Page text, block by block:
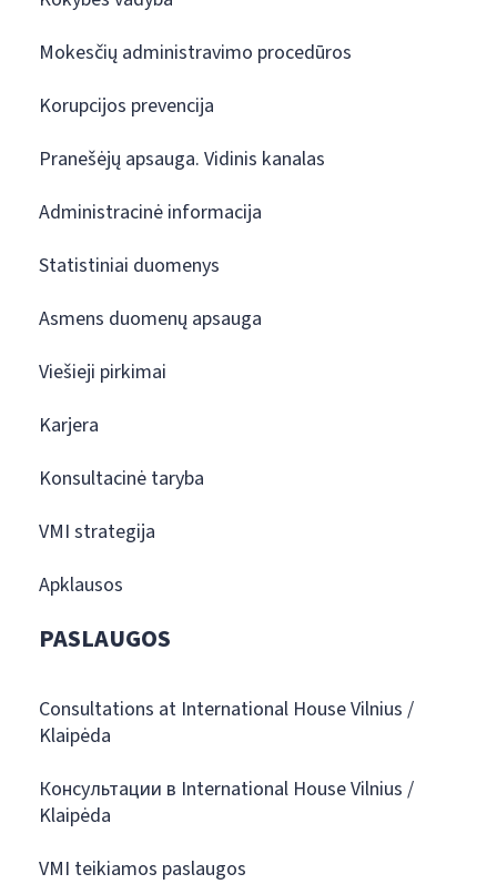
Mokesčių administravimo procedūros
Korupcijos prevencija
Pranešėjų apsauga. Vidinis kanalas
Administracinė informacija
Statistiniai duomenys
Asmens duomenų apsauga
Viešieji pirkimai
Karjera
Konsultacinė taryba
VMI strategija
Apklausos
PASLAUGOS
Consultations at International House Vilnius /
Klaipėda
Консультации в International House Vilnius /
Klaipėda
VMI teikiamos paslaugos